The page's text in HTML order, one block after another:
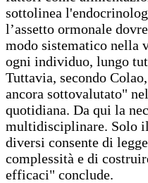
sottolinea
l’assetto ormonale
modo sistematico nella
ogni individuo, lungo
Tuttavia, secondo
ancora sottovalutato"
quotidiana. Da qui la
multidisciplinare. Solo
diversi consente di
complessità e di
efficaci" conclude.